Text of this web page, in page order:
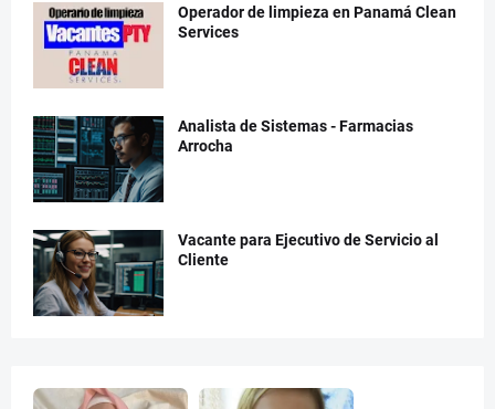
Operador de limpieza en Panamá Clean
Services
Analista de Sistemas - Farmacias
Arrocha
Vacante para Ejecutivo de Servicio al
Cliente